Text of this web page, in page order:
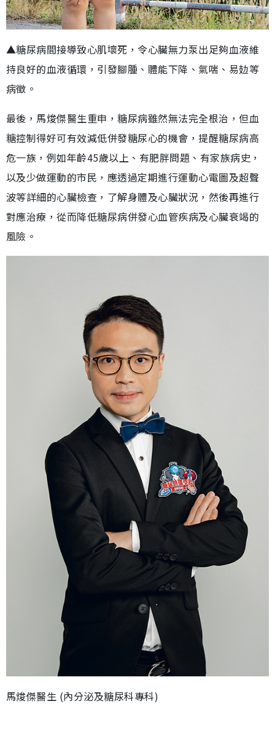
▲糖尿病間接導致心肌壞死，令心臟無力泵出足夠血液維
持良好的血液循環，引發腳腫、體能下降、氣喘、易攰等
病徵。
最後，馬焌傑醫生重申，糖尿病雖然無法完全根治，但血
糖控制得好可有效減低併發糖尿心的機會，提醒糖尿病高
危一族，例如年齡45歲以上、有肥胖問題、有家族病史，
以及少做運動的市民，應透過定期進行運動心電圖及超聲
波等詳細的心臟檢查，了解身體及心臟狀況，然後再進行
對應治療，從而降低糖尿病併發心血管疾病及心臟衰竭的
風險。
馬焌傑醫生 (內分泌及糖尿科專科)